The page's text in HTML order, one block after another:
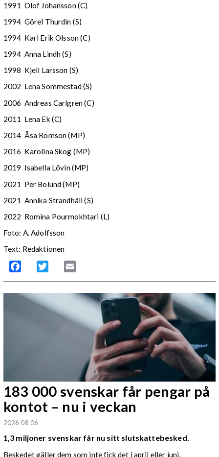
1991 Olof Johansson (C)
1994 Görel Thurdin (S)
1994 Karl Erik Olsson (C)
1994 Anna Lindh (S)
1998 Kjell Larsson (S)
2002 Lena Sommestad (S)
2006 Andreas Carlgren (C)
2011 Lena Ek (C)
2014 Åsa Romson (MP)
2016 Karolina Skog (MP)
2019 Isabella Lövin (MP)
2021 Per Bolund (MP)
2021 Annika Strandhäll (S)
2022 Romina Pourmokhtari (L)
Foto: A. Adolfsson
Text: Redaktionen
Facebook Twitter
183 000 svenskar får pengar på
kontot – nu i veckan
2026 08 06
1,3 miljoner svenskar får nu sitt slutskattebesked.
Beskedet gäller dem som inte fick det i april eller juni.